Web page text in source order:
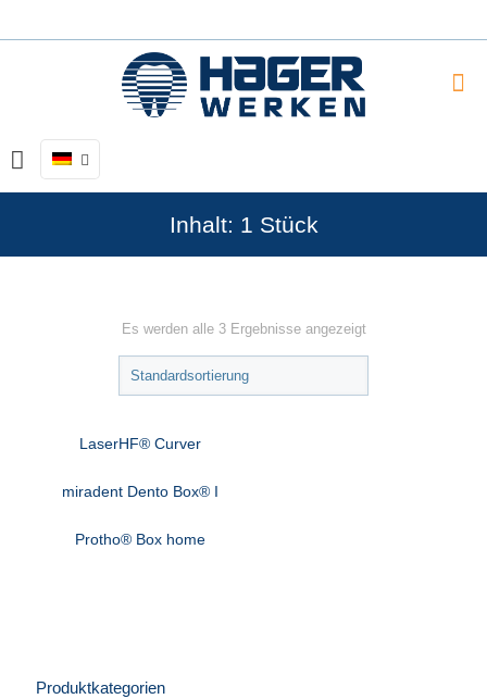
Inhalt: 1 Stück
Es werden alle 3 Ergebnisse angezeigt
LaserHF® Curver
miradent Dento Box® I
Protho® Box home
Produktkategorien